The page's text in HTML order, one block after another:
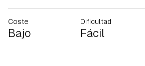
Coste
Bajo
Dificultad
Fácil